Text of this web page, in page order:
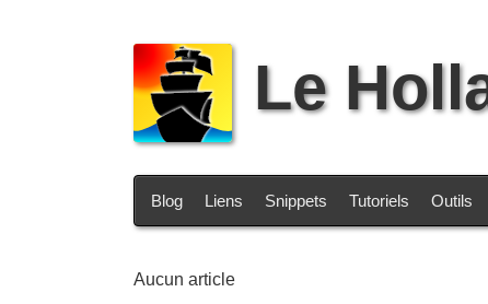
Le
Blog Liens Snippets Tutoriels Outils
Aucun article